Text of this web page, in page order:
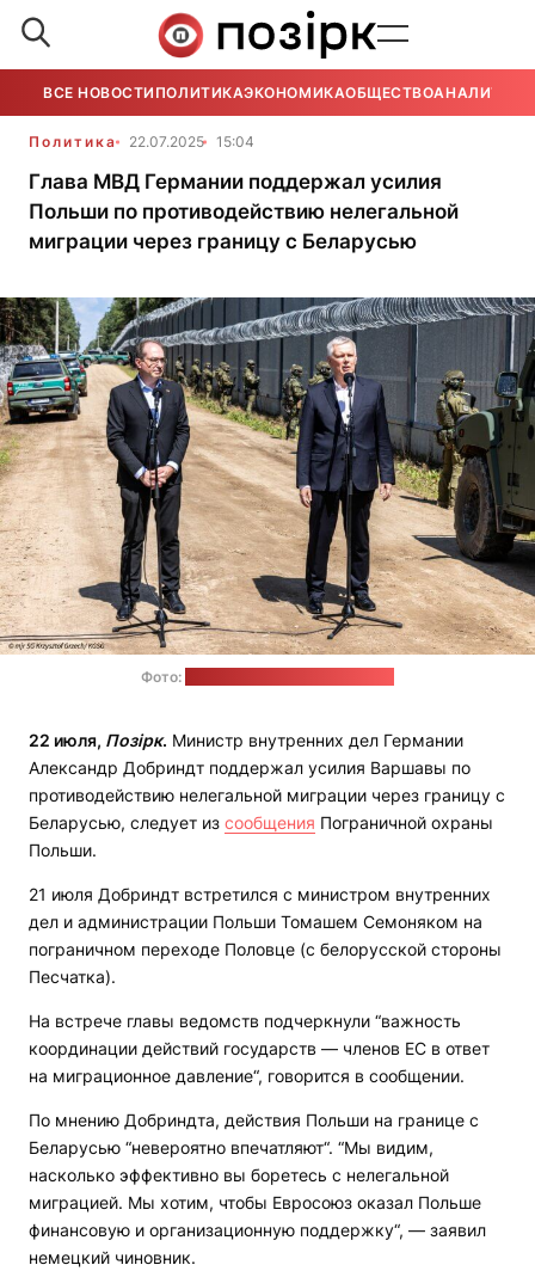
ВСЕ НОВОСТИ ПОЛИТИКАЭКОНОМИКАОБЩЕСТВОАНАЛИТИКА
Политика 22.07.2025 15:04
Глава МВД Германии поддержал усилия
Польши по противодействию нелегальной
миграции через границу с Беларусью
Фото:
22 июля, Позірк. Министр внутренних дел Германии
Александр Добриндт поддержал усилия Варшавы по
противодействию нелегальной миграции через границу с
Беларусью, следует из сообщения Пограничной охраны
Польши.
21 июля Добриндт встретился с министром внутренних
дел и администрации Польши Томашем Семоняком на
пограничном переходе Половце (с белорусской стороны
Песчатка).
На встрече главы ведомств подчеркнули “важность
координации действий государств — членов ЕС в ответ
на миграционное давление“, говорится в сообщении.
По мнению Добриндта, действия Польши на границе с
Беларусью “невероятно впечатляют“. “Мы видим,
насколько эффективно вы боретесь с нелегальной
миграцией. Мы хотим, чтобы Евросоюз оказал Польше
финансовую и организационную поддержку“, — заявил
немецкий чиновник.